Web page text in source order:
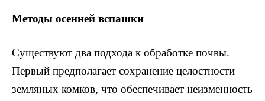
Методы осенней вспашки
Существуют два подхода к обработке почвы.
Первый предполагает сохранение целостности
земляных комков, что обеспечивает неизменность